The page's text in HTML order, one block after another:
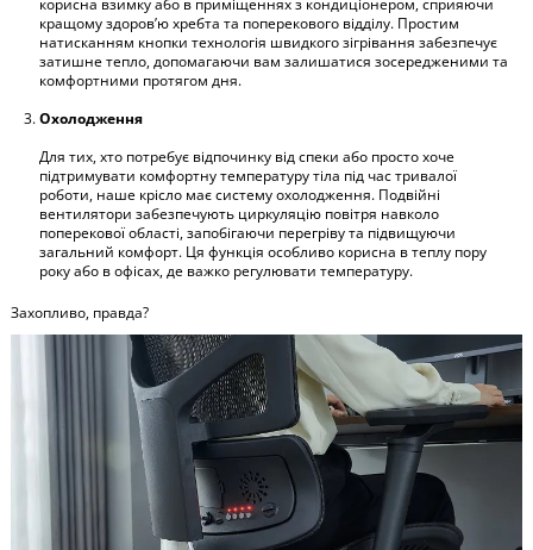
корисна взимку або в приміщеннях з кондиціонером, сприяючи
кращому здоров’ю хребта та поперекового відділу. Простим
натисканням кнопки технологія швидкого зігрівання забезпечує
затишне тепло, допомагаючи вам залишатися зосередженими та
комфортними протягом дня.
Охолодження
Для тих, хто потребує відпочинку від спеки або просто хоче
підтримувати комфортну температуру тіла під час тривалої
роботи, наше крісло має систему охолодження. Подвійні
вентилятори забезпечують циркуляцію повітря навколо
поперекової області, запобігаючи перегріву та підвищуючи
загальний комфорт. Ця функція особливо корисна в теплу пору
року або в офісах, де важко регулювати температуру.
Захопливо, правда?